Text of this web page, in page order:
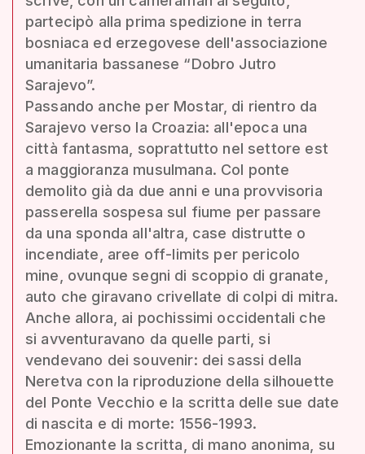
partecipò alla prima spedizione in terra
bosniaca ed erzegovese dell'associazione
umanitaria bassanese “Dobro Jutro
Sarajevo”.
Passando anche per Mostar, di rientro da
Sarajevo verso la Croazia: all'epoca una
città fantasma, soprattutto nel settore est
a maggioranza musulmana. Col ponte
demolito già da due anni e una provvisoria
passerella sospesa sul fiume per passare
da una sponda all'altra, case distrutte o
incendiate, aree off-limits per pericolo
mine, ovunque segni di scoppio di granate,
auto che giravano crivellate di colpi di mitra.
Anche allora, ai pochissimi occidentali che
si avventuravano da quelle parti, si
vendevano dei souvenir: dei sassi della
Neretva con la riproduzione della silhouette
del Ponte Vecchio e la scritta delle sue date
di nascita e di morte: 1556-1993.
Emozionante la scritta, di mano anonima, su